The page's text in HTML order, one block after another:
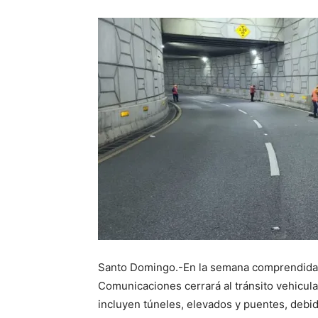
Santo Domingo.-En la semana
Comunicaciones cerrará al tránsito
incluyen túneles, elevados y puentes,